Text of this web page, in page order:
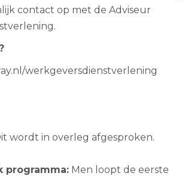
contact op met de Adviseur
werkgeversdienstverlening
wordt in overleg afgesproken.
programma: Men loopt de eerste